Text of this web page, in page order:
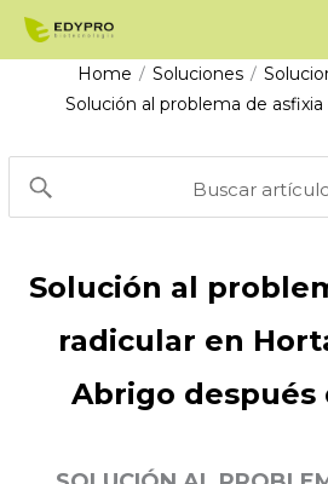
contenidoHome / Soluciones /
Solución al problema de
Solución al
radicular en
Abrigo después